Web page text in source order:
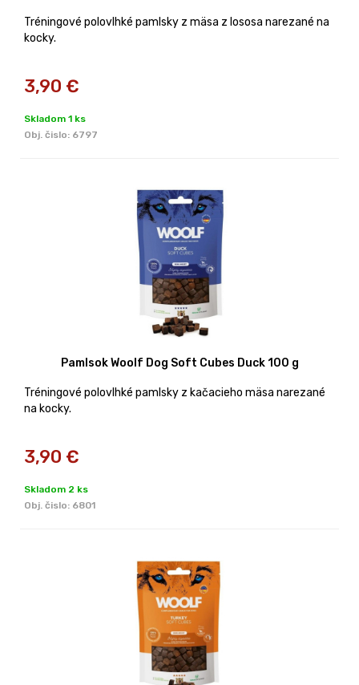
Tréningové polovlhké pamlsky z mäsa z lososa narezané na
kocky.
3,90 €
Skladom 1 ks
Obj. čislo: 6797
Pamlsok Woolf Dog Soft Cubes Duck 100 g
Tréningové polovlhké pamlsky z kačacieho mäsa narezané
na kocky.
3,90 €
Skladom 2 ks
Obj. čislo: 6801